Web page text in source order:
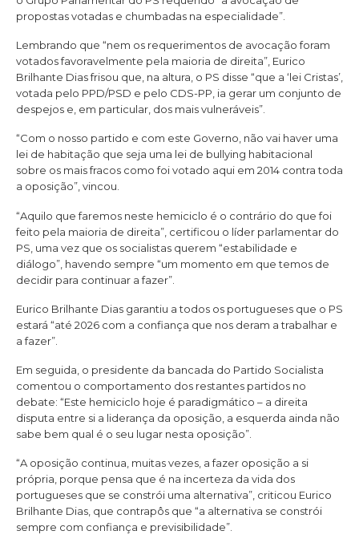
propostas votadas e chumbadas na especialidade”.
Lembrando que “nem os requerimentos de avocação foram
votados favoravelmente pela maioria de direita”, Eurico
Brilhante Dias frisou que, na altura, o PS disse “que a ‘lei Cristas’,
votada pelo PPD/PSD e pelo CDS-PP, ia gerar um conjunto de
despejos e, em particular, dos mais vulneráveis”.
“Com o nosso partido e com este Governo, não vai haver uma
lei de habitação que seja uma lei de bullying habitacional
sobre os mais fracos como foi votado aqui em 2014 contra toda
a oposição”, vincou.
“Aquilo que faremos neste hemiciclo é o contrário do que foi
feito pela maioria de direita”, certificou o líder parlamentar do
PS, uma vez que os socialistas querem “estabilidade e
diálogo”, havendo sempre “um momento em que temos de
decidir para continuar a fazer”.
Eurico Brilhante Dias garantiu a todos os portugueses que o PS
estará “até 2026 com a confiança que nos deram a trabalhar e
a fazer”.
Em seguida, o presidente da bancada do Partido Socialista
comentou o comportamento dos restantes partidos no
debate: “Este hemiciclo hoje é paradigmático – a direita
disputa entre si a liderança da oposição, a esquerda ainda não
sabe bem qual é o seu lugar nesta oposição”.
“A oposição continua, muitas vezes, a fazer oposição a si
própria, porque pensa que é na incerteza da vida dos
portugueses que se constrói uma alternativa”, criticou Eurico
Brilhante Dias, que contrapôs que “a alternativa se constrói
sempre com confiança e previsibilidade”.